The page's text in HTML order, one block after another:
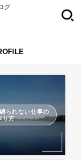
グ
られない仕事の
り方